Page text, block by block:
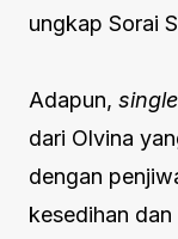
ungkap Sorai
Adapun, single
dari Olvina
dengan
kesedihan